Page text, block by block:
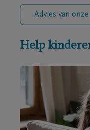
Advies van onze
Help